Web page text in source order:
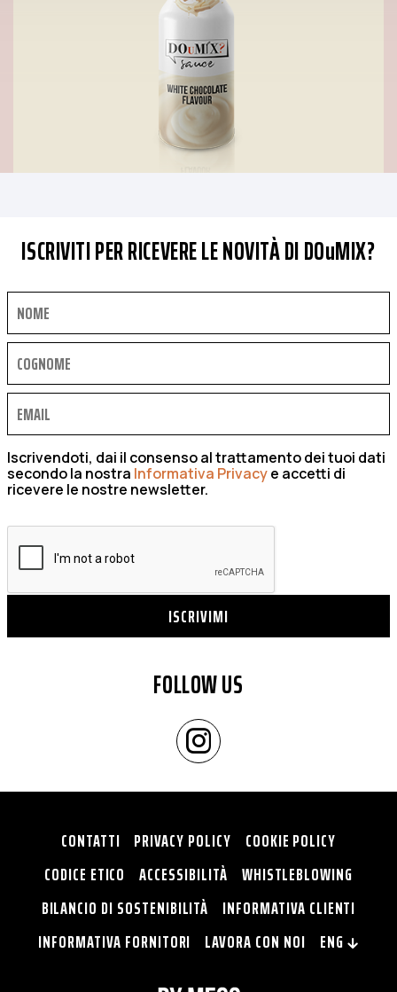
ISCRIVITI PER RICEVERE LE NOVITÀ DI DOuMIX?
Iscrivendoti, dai il consenso al trattamento dei tuoi dati
secondo la nostra Informativa Privacye accetti di
ricevere le nostre newsletter.
ISCRIVIMI
FOLLOW US
CONTATTI PRIVACY POLICY COOKIE POLICY
CODICE ETICO
ACCESSIBILITÀ WHISTLEBLOWING
BILANCIO DI SOSTENIBILITÀ INFORMATIVA CLIENTI
INFORMATIVA FORNITORI LAVORA CON NOI ENG